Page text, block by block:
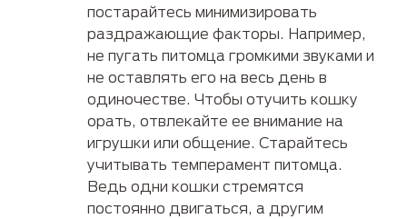
постарайтесь минимизировать
раздражающие факторы. Например,
не пугать питомца громкими звуками и
не оставлять его на весь день в
одиночестве. Чтобы отучить кошку
орать, отвлекайте ее внимание на
игрушки или общение. Старайтесь
учитывать темперамент питомца.
Ведь одни кошки стремятся
постоянно двигаться, а другим